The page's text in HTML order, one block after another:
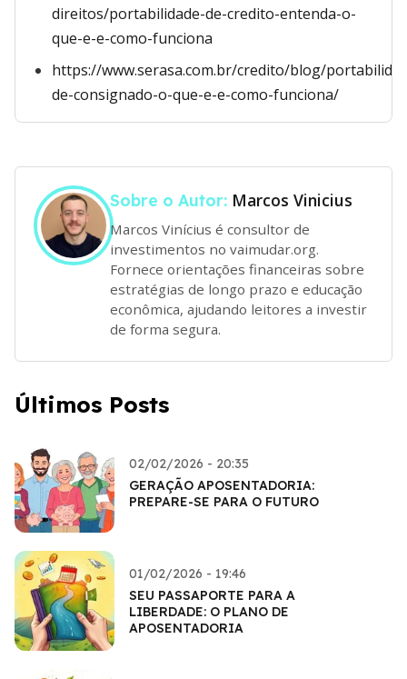
direitos/portabilidade-de-credito-entenda-o-
que-e-e-como-funciona
https://www.serasa.com.br/credito/blog/
de-consignado-o-que-e-e-como-funciona/
Sobre o Autor: Marcos Vinicius
Marcos Vinícius é consultor de
investimentos no vaimudar.org.
Fornece orientações financeiras sobre
estratégias de longo prazo e educação
econômica, ajudando leitores a investir
de forma segura.
Últimos Posts
02/02/2026 - 20:35
GERAÇÃO APOSENTADORIA:
PREPARE-SE PARA O FUTURO
01/02/2026 - 19:46
SEU PASSAPORTE PARA A
LIBERDADE: O PLANO DE
APOSENTADORIA